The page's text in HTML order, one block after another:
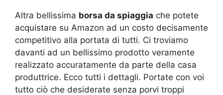
Altra bellissima borsa da spiaggia che potete
acquistare su Amazon ad un costo decisamente
competitivo alla portata di tutti. Ci troviamo
davanti ad un bellissimo prodotto veramente
realizzato accuratamente da parte della casa
produttrice. Ecco tutti i dettagli. Portate con voi
tutto ciò che desiderate senza porvi troppi